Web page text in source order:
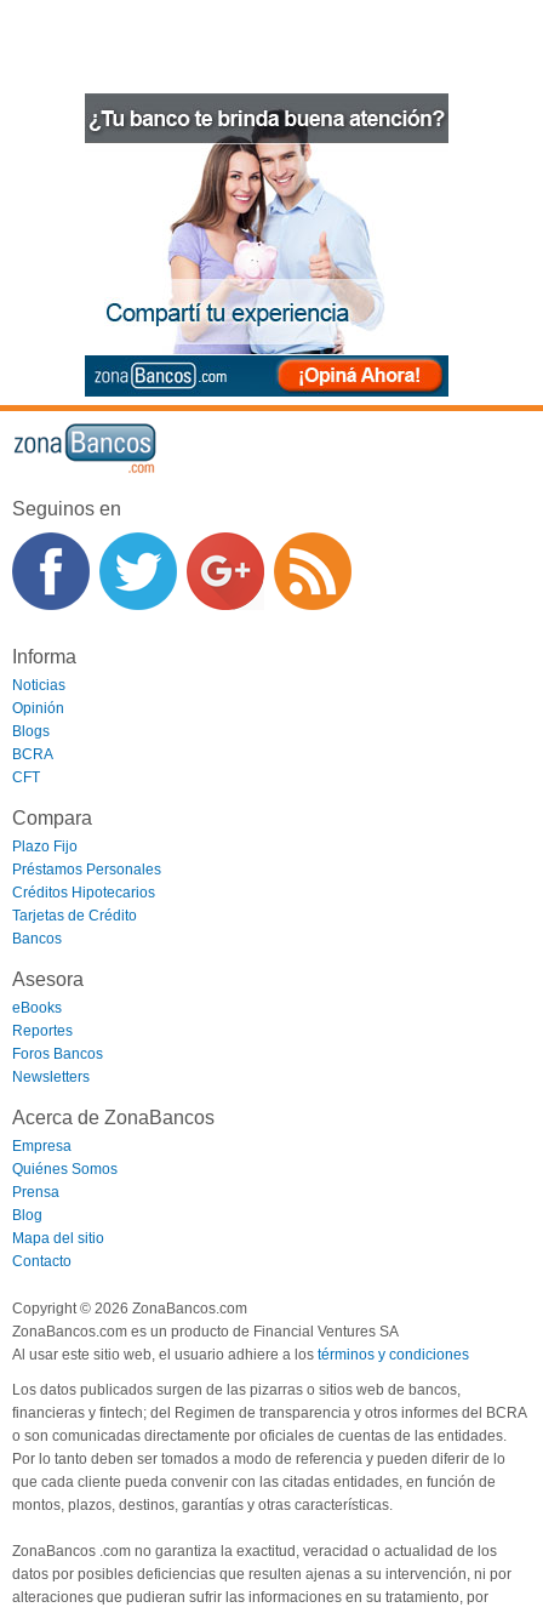
Seguinos en
Informa
Noticias
Opinión
Blogs
BCRA
CFT
Compara
Plazo Fijo
Préstamos Personales
Créditos Hipotecarios
Tarjetas de Crédito
Bancos
Asesora
eBooks
Reportes
Foros Bancos
Newsletters
Acerca de ZonaBancos
Empresa
Quiénes Somos
Prensa
Blog
Mapa del sitio
Contacto
Copyright © 2026 ZonaBancos.com
ZonaBancos.com es un producto de Financial Ventures SA
Al usar este sitio web, el usuario adhiere a los términos y condiciones
Los datos publicados surgen de las pizarras o sitios web de bancos,
financieras y fintech; del Regimen de transparencia y otros informes del BCRA
o son comunicadas directamente por oficiales de cuentas de las entidades.
Por lo tanto deben ser tomados a modo de referencia y pueden diferir de lo
que cada cliente pueda convenir con las citadas entidades, en función de
montos, plazos, destinos, garantías y otras características.
ZonaBancos .com no garantiza la exactitud, veracidad o actualidad de los
datos por posibles deficiencias que resulten ajenas a su intervención, ni por
alteraciones que pudieran sufrir las informaciones en su tratamiento, por